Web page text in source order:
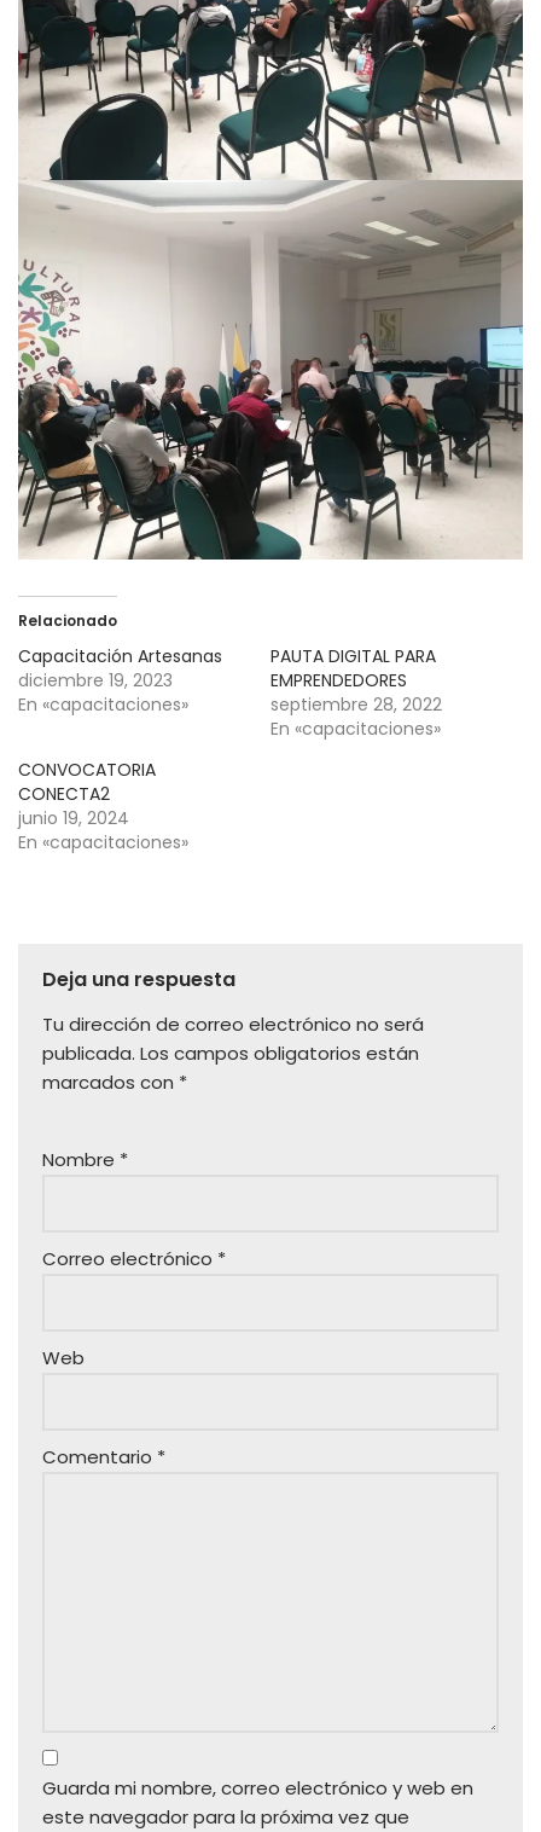
Relacionado
Capacitación Artesanas
diciembre 19, 2023
En «capacitaciones»
PAUTA DIGITAL PARA
EMPRENDEDORES
septiembre 28, 2022
En «capacitaciones»
CONVOCATORIA
CONECTA2
junio 19, 2024
En «capacitaciones»
Deja una respuesta
Tu dirección de correo electrónico no será
publicada. Los campos obligatorios están
marcados con *
Nombre *
Correo electrónico *
Web
Comentario *
Guarda mi nombre, correo electrónico y web en
este navegador para la próxima vez que